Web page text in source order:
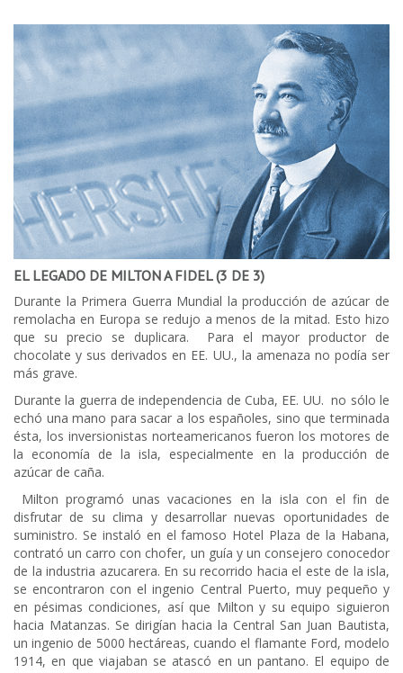
EL LEGADO DE MILTON A FIDEL (3 DE 3)
Durante la Primera Guerra Mundial la producción de azúcar de
remolacha en Europa se redujo a menos de la mitad. Esto hizo
que su precio se duplicara. Para el mayor productor de
chocolate y sus derivados en EE. UU., la amenaza no podía ser
más grave.
Durante la guerra de independencia de Cuba, EE. UU. no sólo le
echó una mano para sacar a los españoles, sino que terminada
ésta, los inversionistas norteamericanos fueron los motores de
la economía de la isla, especialmente en la producción de
azúcar de caña.
Milton programó unas vacaciones en la isla con el fin de
disfrutar de su clima y desarrollar nuevas oportunidades de
suministro. Se instaló en el famoso Hotel Plaza de la Habana,
contrató un carro con chofer, un guía y un consejero conocedor
de la industria azucarera. En su recorrido hacia el este de la isla,
se encontraron con el ingenio Central Puerto, muy pequeño y
en pésimas condiciones, así que Milton y su equipo siguieron
hacia Matanzas. Se dirigían hacia la Central San Juan Bautista,
un ingenio de 5000 hectáreas, cuando el flamante Ford, modelo
1914, en que viajaban se atascó en un pantano. El equipo de